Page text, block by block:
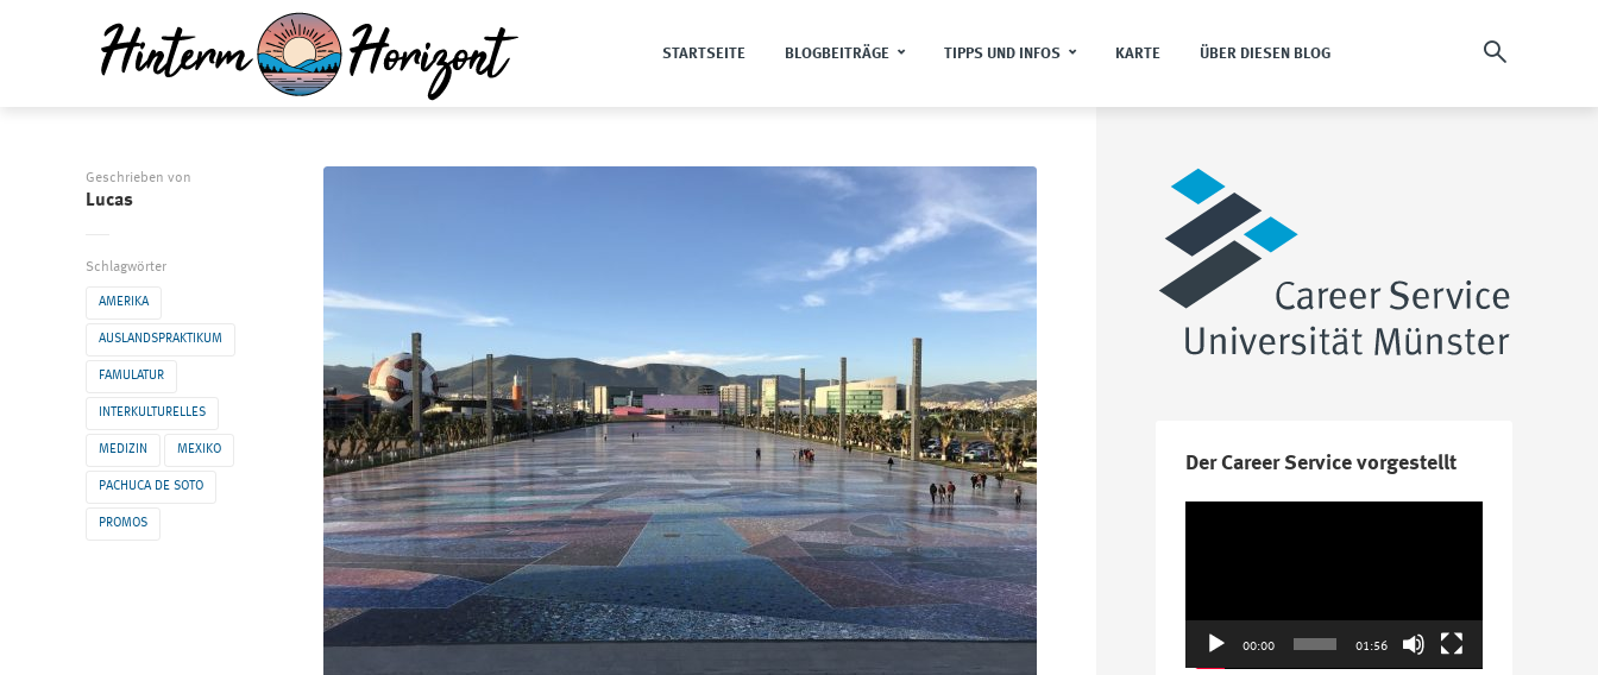
STARTSEITE BLOGBEITRÄGE TIPPS UND INFOS KARTE ÜBER DIESEN BLOG
Geschrieben von
Lucas
Schlagwörter
AMERIKA
AUSLANDSPRAKTIKUM
FAMULATUR
INTERKULTURELLES
MEDIZIN MEXIKO
PACHUCA DE SOTO
PROMOS
Der Career Service vorgestellt
00:00 01:56